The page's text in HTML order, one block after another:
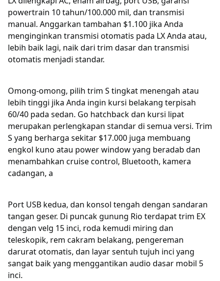
powertrain 10 tahun/100.000 mil, dan transmisi
manual. Anggarkan tambahan $1.100 jika Anda
menginginkan transmisi otomatis pada LX Anda atau,
lebih baik lagi, naik dari trim dasar dan transmisi
otomatis menjadi standar.
Omong-omong, pilih trim S tingkat menengah atau
lebih tinggi jika Anda ingin kursi belakang terpisah
60/40 pada sedan. Go hatchback dan kursi lipat
merupakan perlengkapan standar di semua versi. Trim
S yang berharga sekitar $17.000 juga membuang
engkol kuno atau power window yang beradab dan
menambahkan cruise control, Bluetooth, kamera
cadangan, a
Port USB kedua, dan konsol tengah dengan sandaran
tangan geser. Di puncak gunung Rio terdapat trim EX
dengan velg 15 inci, roda kemudi miring dan
teleskopik, rem cakram belakang, pengereman
darurat otomatis, dan layar sentuh tujuh inci yang
sangat baik yang menggantikan audio dasar mobil 5
inci.